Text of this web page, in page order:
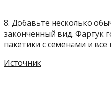
8. Добавьте несколько
законченный вид. Фартук
пакетики с семенами и
Источник